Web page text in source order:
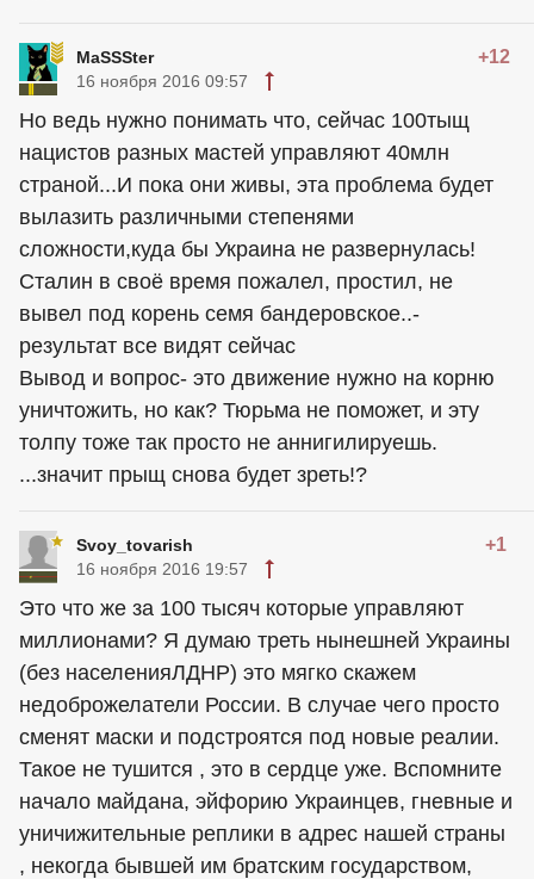
MaSSSter +12
16 ноября 2016 09:57
Но ведь нужно понимать что, сейчас 100тыщ
нацистов разных мастей управляют 40млн
страной...И пока они живы, эта проблема будет
вылазить различными степенями
сложности,куда бы Украина не развернулась!
Сталин в своё время пожалел, простил, не
вывел под корень семя бандеровское..-
результат все видят сейчас
Вывод и вопрос- это движение нужно на корню
уничтожить, но как? Тюрьма не поможет, и эту
толпу тоже так просто не аннигилируешь.
...значит прыщ снова будет зреть!?
Svoy_tovarish +1
16 ноября 2016 19:57
Это что же за 100 тысяч которые управляют
миллионами? Я думаю треть нынешней Украины
(без населенияЛДНР) это мягко скажем
недоброжелатели России. В случае чего просто
сменят маски и подстроятся под новые реалии.
Такое не тушится , это в сердце уже. Вспомните
начало майдана, эйфорию Украинцев, гневные и
уничижительные реплики в адрес нашей страны
, некогда бывшей им братским государством,